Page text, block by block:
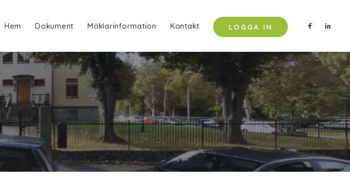
Hem Dokument Mäklarinformation Kontakt LOGGA IN